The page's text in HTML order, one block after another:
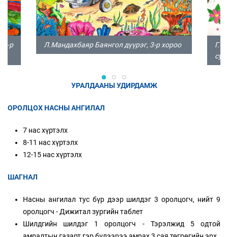
Л.Мандахбаяр Баянгол дүүрэг, 3-р хороо
р
УРАЛДААНЫ УДИРДАМЖ
ОРОЛЦОХ НАСНЫ АНГИЛАЛ
7 нас хүртэлх
8-11 нас хүртэлх
12-15 нас хүртэлх
ШАГНАЛ
Насны ангилал тус бүр дээр шилдэг 3 оролцогч, нийт 9
оролцогч - Дижитал зургийн таблет
Шилдгийн шилдэг 1 оролцогч - Тэрэлжид 5 одтой